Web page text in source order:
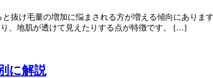
抜け毛量の増加に悩まされる方が増える傾向にありま
、地肌が透けて見えたりする点が特徴です。 […]
に解説